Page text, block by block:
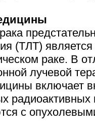
(ТЛТ)
раке. В
лучевой
включает
с